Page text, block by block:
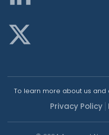
To learn more about us and
Privacy Policy